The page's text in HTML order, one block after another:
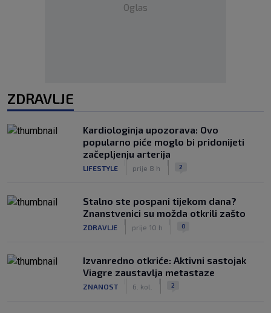
Oglas
ZDRAVLJE
Kardiologinja upozorava: Ovo
popularno piće moglo bi pridonijeti
začepljenju arterija
LIFESTYLE prije 8 h 2
Stalno ste pospani tijekom dana?
Znanstvenici su možda otkrili zašto
ZDRAVLJE prije 10 h 0
Izvanredno otkriće: Aktivni sastojak
Viagre zaustavlja metastaze
ZNANOST 6. kol. 2